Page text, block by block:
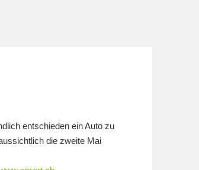
entschieden ein Auto zu
die zweite Mai